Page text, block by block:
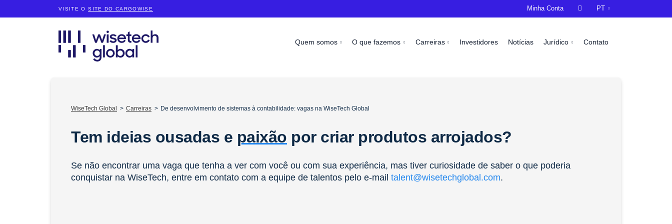
VISITE OSITE DO CARGOWISE
Quem somos O que fazemos Carreiras Investidores Notícias Jurídico Contato
Minha Conta  PT
WiseTech Global Carreiras De desenvolvimento de sistemas à contabilidade: vagas na WiseTech Global
Tem ideias ousadas e paixão por criar produtos arrojados?
Se não encontrar uma vaga que tenha a ver com você ou com sua experiência, mas tiver curiosidade de saber o que poderia
conquistar na WiseTech, entre em contato com a equipe de talentos pelo e-mail talent@wisetechglobal.com.